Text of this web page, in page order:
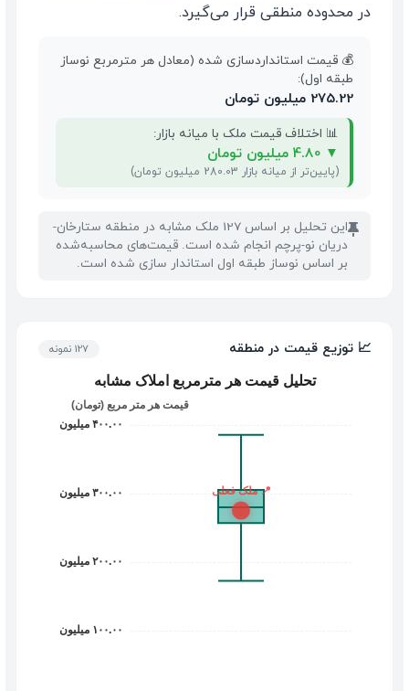
در محدوده منطقی قرار می‌گیرد.
💰 قیمت استانداردسازی شده (معادل هر مترمربع نوساز
طبقه اول):
275.22 میلیون تومان
📊 اختلاف قیمت ملک با میانه بازار:
▼4.80 میلیون تومان
(پایین‌تر از میانه بازار 280.03 میلیون تومان)
📌
این تحلیل بر اساس 127 ملک مشابه در منطقه ستارخان-
دریان نو-پرچم انجام شده است. قیمت‌های محاسبه‌شده
بر اساس نوساز طبقه اول استاندار سازی شده است.
📈 توزیع قیمت در منطقه 127 نمونه